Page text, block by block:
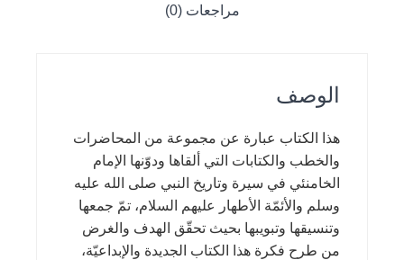
مراجعات (0)
الوصف
هذا الكتاب عبارة عن مجموعة من المحاضرات
والخطب والكتابات التي ألقاها ودوّنها الإمام
الخامنئي في سيرة وتاريخ النبي صلى الله عليه
وسلم والأئمّة الأطهار عليهم السلام، تمّ جمعها
وتنسيقها وتبويبها بحيث تحقّق الهدف والغرض
من طرح فكرة هذا الكتاب الجديدة والإبداعيّة،